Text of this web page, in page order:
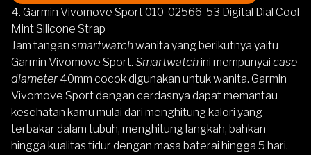
4. Garmin Vivomove Sport 010-02566-53 Digital Dial Cool
Mint Silicone Strap
Jam tangan smartwatchwanita yang berikutnya yaitu
Garmin Vivomove Sport. Smartwatchini mempunyai case
diameter 40mm cocok digunakan untuk wanita. Garmin
Vivomove Sport dengan cerdasnya dapat memantau
kesehatan kamu mulai dari menghitung kalori yang
terbakar dalam tubuh, menghitung langkah, bahkan
hingga kualitas tidur dengan masa baterai hingga 5 hari.